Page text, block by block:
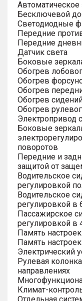
Автоматическое
Бесключевой
Светодиодные
Передние
Передние
Датчик света
Боковые
Обогрев
Обогрев
Обогрев
Обогрев
Обогрев
Электропривод
Боковые
поворотов
Передние и
защитой от
Водительское
регулировкой
Водительское
регулировкой в
Пассажирское
регулировкой в
Память
Память
Электрический
Рулевая
направлениях
Климат-
Отдельная